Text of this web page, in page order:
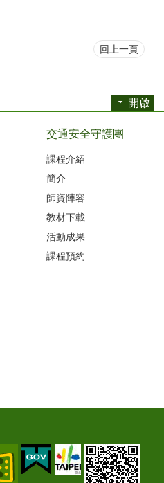
回上一頁
開啟
交通安全守護團
課程介紹
簡介
師資陣容
教材下載
活動成果
課程預約